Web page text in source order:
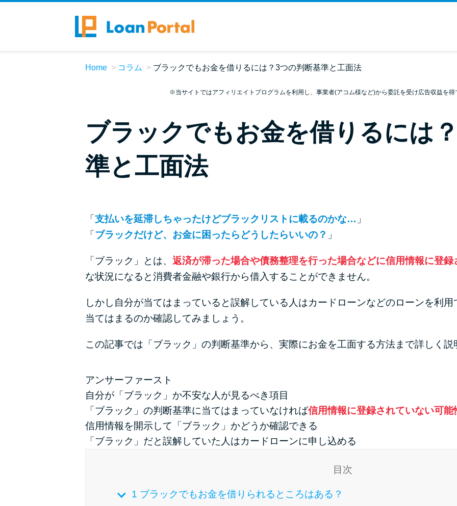
Home コラム ブラックでもお金を借りるには？3つの判断基準と工面法
※当サイトではアフィリエイトプログラムを利用し、事業者(アコム様など)から委託を受け広告収益を得
ブラックでもお金を借りるには
準と工面法
「支払いを延滞しちゃったけどブラックリストに載るのかな… 」
「ブラックだけど、お金に困ったらどうしたらいいの？ 」
「ブラック」とは、 返済が滞った場合や債務整理を行った場合などに信用情報に登録
な状況になると消費者金融や銀行から借入することができません。
しかし自分が当てはまっていると誤解している人はカードローンなどのローンを利
当てはまるのか確認してみましょう。
この記事では「ブラック」の判断基準から、実際にお金を工面する方法まで詳しく説
アンサーファースト
自分が「ブラック」か不安な人が見るべき項目
「ブラック」の判断基準に当てはまっていなければ信用情報に登録されていない可能
信用情報を開示して「ブラック」かどうか確認できる
「ブラック」だと誤解していた人はカードローンに申し込める
目次
1 ブラックでもお金を借りられるところはある？